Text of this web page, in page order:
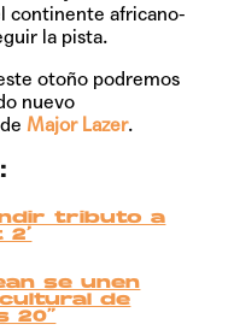
continente africano-
la pista.
otoño podremos
nuevo
Major Lazer.
tributo a
se unen
de
20”